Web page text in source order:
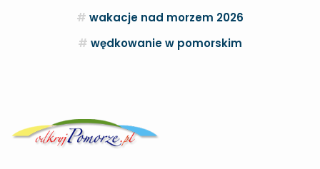
wakacje nad morzem 2026
wędkowanie w pomorskim